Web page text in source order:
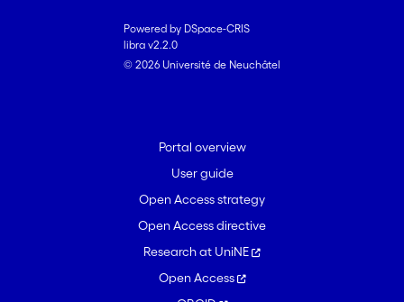
Powered by DSpace-CRIS
libra v2.2.0
© 2026 Université de Neuchâtel
Portal overview
User guide
Open Access strategy
Open Access directive
Research at UniNE
Open Access